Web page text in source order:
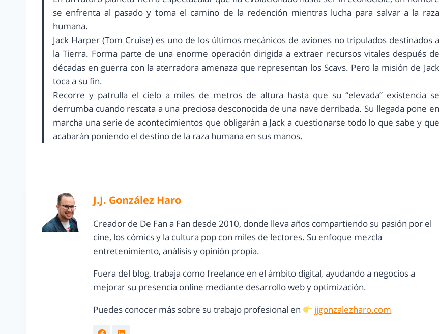
se enfrenta al pasado y toma el camino de la redención mientras lucha para salvar a la raza
humana.
Jack Harper (Tom Cruise) es uno de los últimos mecánicos de aviones no tripulados destinados a
la Tierra. Forma parte de una enorme operación dirigida a extraer recursos vitales después de
décadas en guerra con la aterradora amenaza que representan los Scavs. Pero la misión de Jack
toca a su fin.
Recorre y patrulla el cielo a miles de metros de altura hasta que su “elevada” existencia se
derrumba cuando rescata a una preciosa desconocida de una nave derribada. Su llegada pone en
marcha una serie de acontecimientos que obligarán a Jack a cuestionarse todo lo que sabe y que
acabarán poniendo el destino de la raza humana en sus manos.
J.J. González Haro
Creador de De Fan a Fan desde 2010, donde lleva años compartiendo su pasión por el
cine, los cómics y la cultura pop con miles de lectores. Su enfoque mezcla
entretenimiento, análisis y opinión propia.
Fuera del blog, trabaja como freelance en el ámbito digital, ayudando a negocios a
mejorar su presencia online mediante desarrollo web y optimización.
Puedes conocer más sobre su trabajo profesional en
jjgonzalezharo.com